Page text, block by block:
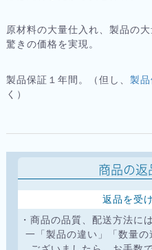
原材料の大量仕入れ、製品の
驚きの価格を実現。
製品保証１年間。（但し、 製
く）
商品の返
返品を受
・商品の品質、配送方法に
一「製品の違い」「数量